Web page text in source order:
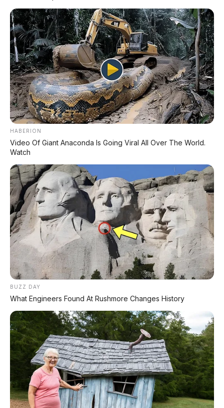
tangguh namun tetap ekonomis. Memilih transmisi
manual 5-percepatan baginya adalah keharusan
untuk menaklukkan medanBanjarnegarayang
menantang. Dengan kontrol penuh pada
perpindahan gigi, ia bisa dengan mudah
mendapatkan torsi maksimal saat harus membawa
beban muatan bibit tanaman atau hasil panen di
tanjakan panjang. Mesin 2NR-VE 1.500 cc yang
disematkan terbukti sangat bandel dan memiliki
nafas yang panjang, memberikan rasa percaya diri
saat menyalip kendaraan besar di jalur antar
kabupaten.
Salah satu keunggulan yang paling dirasakan
Bambang adalah
ground clearancesetinggi 220
mm. Di beberapa ruas jalan menuju pedalaman
Banjarnegarayang terkadang rusak akibat longsor
kecil atau perbaikan jalan, Terios melintas tanpa rasa
khawatir bagian kolongnya terbentur. Karakter
penggerak roda belakang (RWD) yang
dipertahankan Daihatsu pada model 2018 ini
menjadi nilai plus utama. "Saat hujan deras dan
jalanan menanjak licin, roda belakang memberikan
dorongan yang lebih stabil dibandingkan mobil
penggerak depan. Ini kunci keselamatan di
pegunungan," jelas Bambang.
Meskipun dikenal sebagai SUV yang tangguh,
HABERION
Video Of Giant Anaconda Is Going Viral All Over The World.
Watch
BUZZ DAY
What Engineers Found At Rushmore Changes History